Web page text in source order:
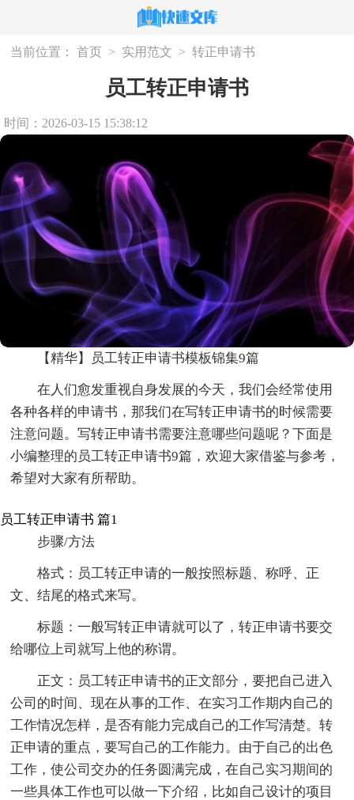
当前位置： 首页 > 实用范文 > 转正申请书
员工转正申请书
时间：2026-03-15 15:38:12
【精华】员工转正申请书模板锦集9篇
在人们愈发重视自身发展的今天，我们会经常使用
各种各样的申请书，那我们在写转正申请书的时候需要
注意问题。写转正申请书需要注意哪些问题呢？下面是
小编整理的员工转正申请书9篇，欢迎大家借鉴与参考，
希望对大家有所帮助。
员工转正申请书 篇1
步骤/方法
格式：员工转正申请的一般按照标题、称呼、正
文、结尾的格式来写。
标题：一般写转正申请就可以了，转正申请书要交
给哪位上司就写上他的称谓。
正文：员工转正申请书的正文部分，要把自己进入
公司的时间、现在从事的工作、在实习工作期内自己的
工作情况怎样，是否有能力完成自己的工作写清楚。转
正申请的重点，要写自己的工作能力。由于自己的出色
工作，使公司交办的任务圆满完成，在自己实习期间的
一些具体工作也可以做一下介绍，比如自己设计的项目